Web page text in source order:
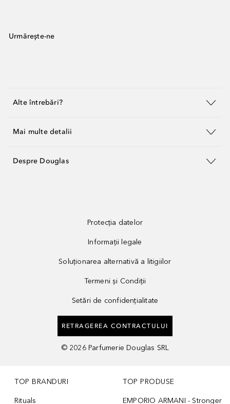
Urmărește-ne
Alte întrebări?
Mai multe detalii
Despre Douglas
Protecția datelor
Informații legale
Soluționarea alternativă a litigiilor
Termeni și Condiții
Setări de confidențialitate
RETRAGEREA CONTRACTULUI
© 2026 Parfumerie Douglas SRL
TOP BRANDURI
Rituals
TOP PRODUSE
EMPORIO ARMANI - Stronger